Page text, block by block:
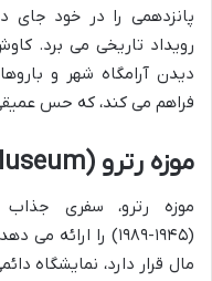
پانزدهمی را در خود جای
رویداد تاریخی می برد.
فراهم می کند، که حس
موزه رترو (Retro Museum)
موزه رترو، سفری جذاب
(۱۹۴۵-۱۹۸۹) را
مال قرار دارد، نمایشگاه